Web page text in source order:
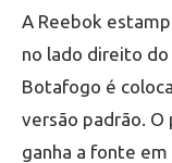
A Reebok
no lado direito
Botafogo é
versão padrão.
ganha a fonte